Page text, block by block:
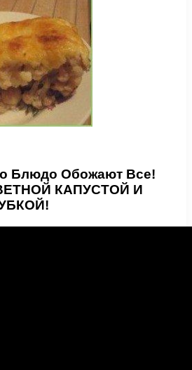
Блюдо Обожают Все!
КАПУСТОЙ И